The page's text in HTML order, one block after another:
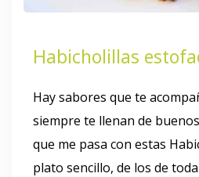
Habicholillas
Hay sabores que te
siempre te llenan de
que me pasa con estas
plato sencillo, de los de